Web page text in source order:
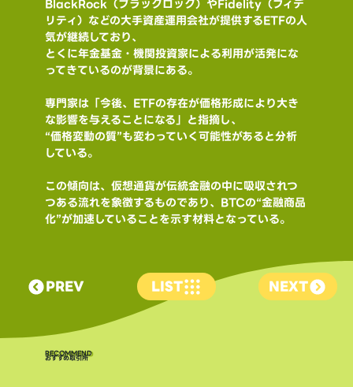
BlackRock（ブラックロック）やFidelity（フィデ
リティ）などの大手資産運用会社が提供するETFの人
気が継続しており、
とくに年金基金・機関投資家による利用が活発にな
ってきているのが背景にある。
専門家は「今後、ETFの存在が価格形成により大き
な影響を与えることになる」と指摘し、
“価格変動の質”も変わっていく可能性があると分析
している。
この傾向は、仮想通貨が伝統金融の中に吸収されつ
つある流れを象徴するものであり、BTCの“金融商品
化”が加速していることを示す材料となっている。
PREV LIST NEXT
​RECOMMEND
おすすめ取引所